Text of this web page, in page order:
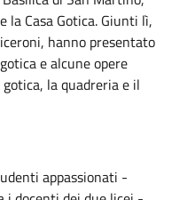
la Casa Gotica. Giunti lì,
hanno presentato
e alcune opere
la quadreria e il
appassionati -